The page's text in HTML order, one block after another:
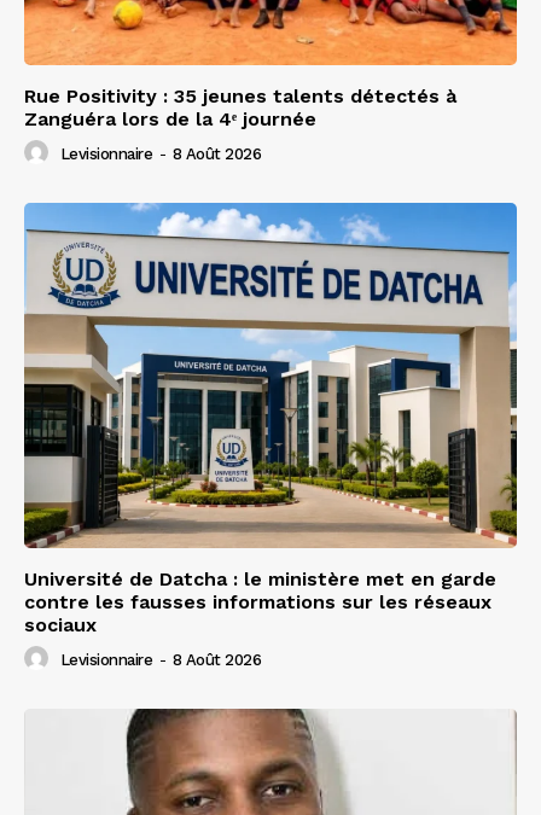
Rue Positivity : 35 jeunes talents détectés à
Zanguéra lors de la 4ᵉ journée
Levisionnaire - 8 Août 2026
Université de Datcha : le ministère met en garde
contre les fausses informations sur les réseaux
sociaux
Levisionnaire - 8 Août 2026